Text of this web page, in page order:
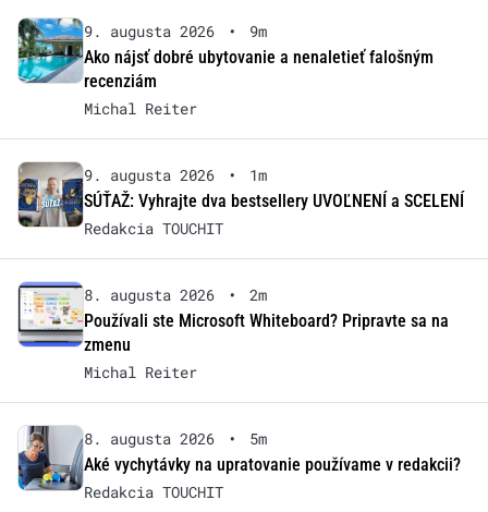
9. augusta 2026 •
9m
Ako nájsť dobré ubytovanie a nenaletieť falošným
recenziám
Michal Reiter
9. augusta 2026 •
1m
SÚŤAŽ: Vyhrajte dva bestsellery UVOĽNENÍ a SCELENÍ
Redakcia TOUCHIT
8. augusta 2026 •
2m
Používali ste Microsoft Whiteboard? Pripravte sa na
zmenu
Michal Reiter
8. augusta 2026 •
5m
Aké vychytávky na upratovanie používame v redakcii?
Redakcia TOUCHIT